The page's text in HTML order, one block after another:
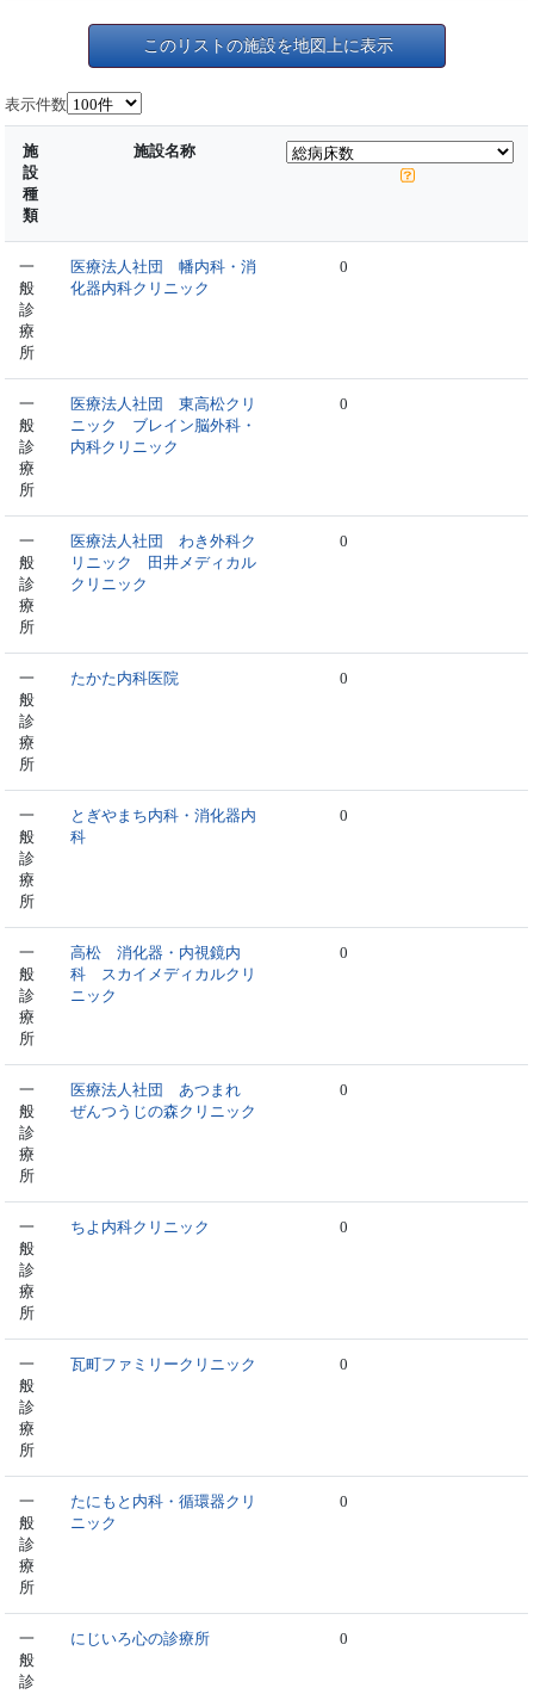
このリストの施設を地図上に表示
表示件数
施
設
種
類
施設名称
一
般
診
療
所
医療法人社団 幡内科・消
化器内科クリニック
0
一
般
診
療
所
医療法人社団 東高松クリ
ニック ブレイン脳外科・
内科クリニック
0
一
般
診
療
所
医療法人社団 わき外科ク
リニック 田井メディカル
クリニック
0
一
般
診
療
所
たかた内科医院 0
一
般
診
療
所
とぎやまち内科・消化器内
科
0
一
般
診
療
所
高松 消化器・内視鏡内
科 スカイメディカルクリ
ニック
0
一
般
診
療
所
医療法人社団 あつまれ
ぜんつうじの森クリニック
0
一
般
診
療
所
ちよ内科クリニック 0
一
般
診
療
所
瓦町ファミリークリニック 0
一
般
診
療
所
たにもと内科・循環器クリ
ニック
0
一
般
診
にじいろ心の診療所 0